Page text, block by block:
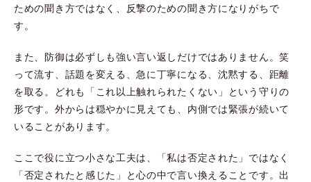
ための聞き方ではなく、反撃のための聞き方になりがちで
す。
また、防御は必ずしも強い言い返しだけではありません。笑
って流す、話題を変える、急に丁寧になる、沈黙する、距離
を取る。どれも「これ以上触れられたくない」という守りの
形です。外からは穏やかに見えても、内側では緊張が続いて
いることがあります。
ここで役に立つ小さな工夫は、「私は否定された」ではなく
「否定されたと感じた」と心の中で言い換えることです。出